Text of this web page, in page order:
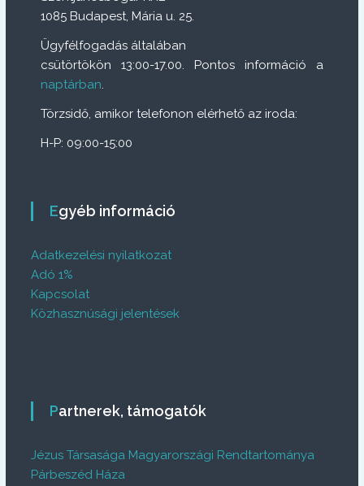
1085 Budapest, Mária u. 25.
Ügyfélfogadás általában
csütörtökön 13:00-17.00. Pontos információ a
naptárban.
Törzsidő, amikor telefonon elérhető az iroda:
H-P: 09:00-15:00
Egyéb információ
Adatkezelési nyilatkozat
Adó 1%
Kapcsolat
Közhasznúsági jelentések
Partnerek, támogatók
Jézus Társasága Magyarországi Rendtartománya
Párbeszéd Háza